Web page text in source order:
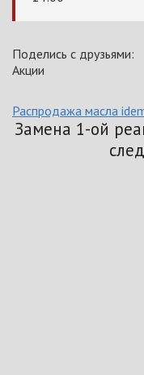
Поделись с друзьями:
Акции
Распродажа масла
Замена 1-ой